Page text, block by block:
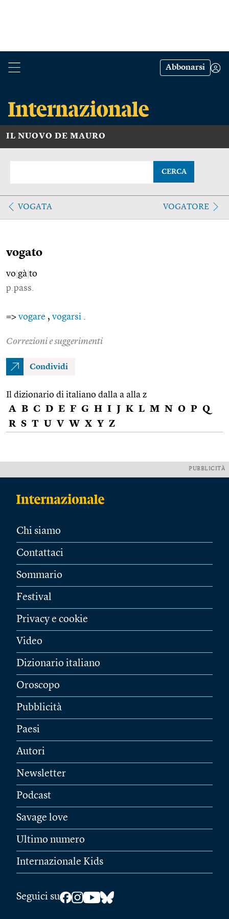
Abbonarsi
IL NUOVO DE MAURO
CERCA
VOGATA VOGATORE
vogato
vo gà to
p.pass.
=> vogare , vogarsi
Correzioni e suggerimenti
Condividi
Il dizionario di italiano dalla a alla z
A B C D E F G H I J K L M N O P Q
R S T U V W X Y Z
PUBBLICITÀ
Chi siamo
Contattaci
Sommario
Festival
Privacy e cookie
Video
Dizionario italiano
Oroscopo
Pubblicità
Paesi
Autori
Newsletter
Podcast
Savage love
Ultimo numero
Internazionale Kids
Seguici su